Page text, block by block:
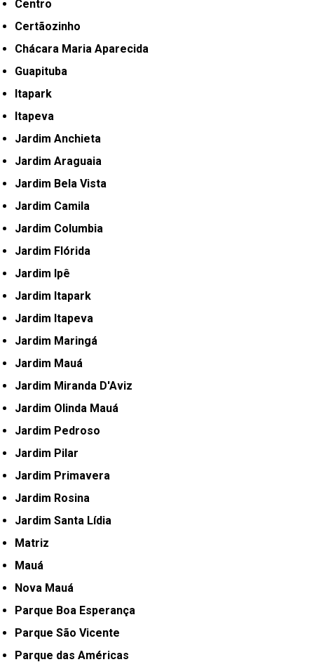
Centro
Certãozinho
Chácara Maria Aparecida
Guapituba
Itapark
Itapeva
Jardim Anchieta
Jardim Araguaia
Jardim Bela Vista
Jardim Camila
Jardim Columbia
Jardim Flórida
Jardim Ipê
Jardim Itapark
Jardim Itapeva
Jardim Maringá
Jardim Mauá
Jardim Miranda D'Aviz
Jardim Olinda Mauá
Jardim Pedroso
Jardim Pilar
Jardim Primavera
Jardim Rosina
Jardim Santa Lídia
Matriz
Mauá
Nova Mauá
Parque Boa Esperança
Parque São Vicente
Parque das Américas